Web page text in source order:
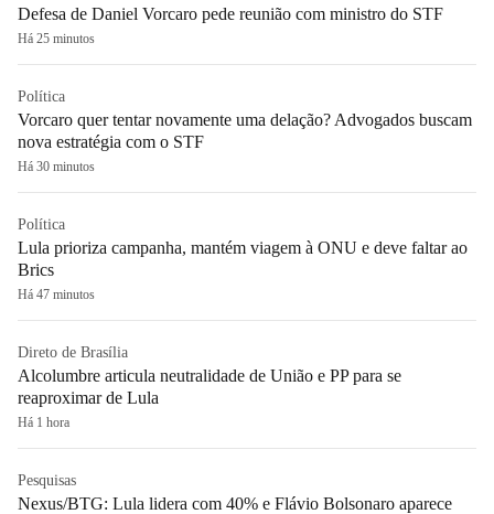
Defesa de Daniel Vorcaro pede reunião com ministro do STF
Há 25 minutos
Política
Vorcaro quer tentar novamente uma delação? Advogados buscam
nova estratégia com o STF
Há 30 minutos
Política
Lula prioriza campanha, mantém viagem à ONU e deve faltar ao
Brics
Há 47 minutos
Direto de Brasília
Alcolumbre articula neutralidade de União e PP para se
reaproximar de Lula
Há 1 hora
Pesquisas
Nexus/BTG: Lula lidera com 40% e Flávio Bolsonaro aparece